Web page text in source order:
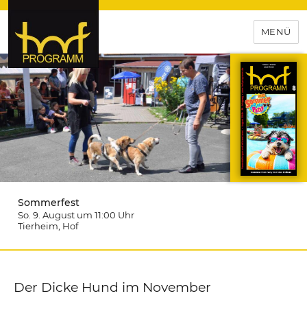
hof-programm – das
Veranstaltungsportal für
Hochfranken
MENÜ
Sommerfest
So. 9. August um 11:00 Uhr
Tierheim , Hof
Der Dicke Hund im November